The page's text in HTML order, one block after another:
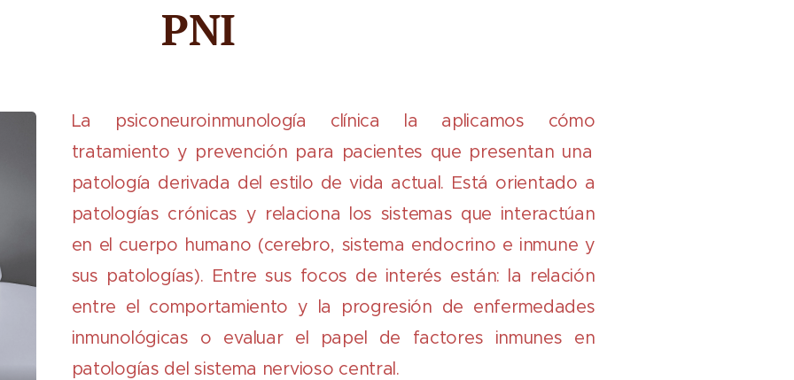
PNI
La psiconeuroinmunología clínica la aplicamos cómo
tratamiento y prevención para pacientes que presentan una
patología derivada del estilo de vida actual. Está orientado a
patologías crónicas y relaciona los sistemas que interactúan
en el cuerpo humano (cerebro, sistema endocrino e inmune y
sus patologías). Entre sus focos de interés están: la relación
entre el comportamiento y la progresión de enfermedades
inmunológicas o evaluar el papel de factores inmunes en
patologías del sistema nervioso central.